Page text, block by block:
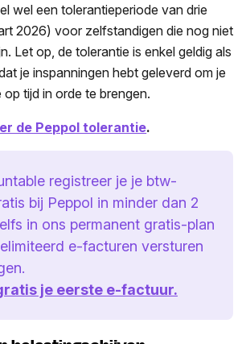
wel een tolerantieperiode van drie
2026) voor zelfstandigen die nog niet
Let op, de tolerantie is enkel geldig als
je inspanningen hebt geleverd om je
tijd in orde te brengen.
de Peppol tolerantie.
registreer je je btw-
bij Peppol in minder dan 2
in ons permanent gratis-plan
e-facturen versturen
je eerste e-factuur.